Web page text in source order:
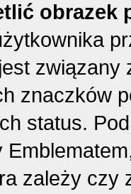
obrazek
znaczków
status.
zależy czy